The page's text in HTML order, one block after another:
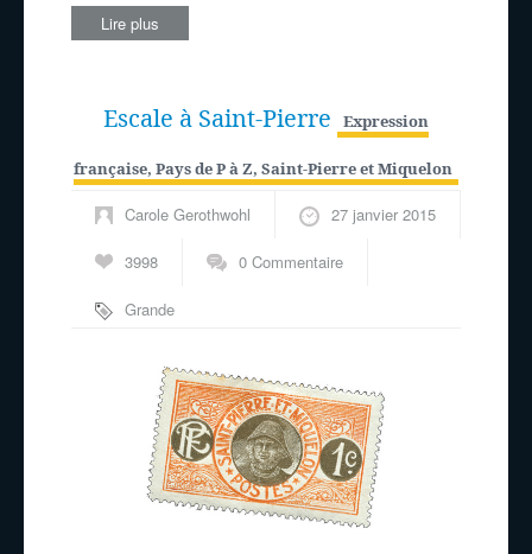
Lire plus
Escale à Saint-Pierre Expression
française, Pays de P à Z, Saint-Pierre et Miquelon
Carole Gerothwohl 27 janvier 2015
3998 0 Commentaire
Grande